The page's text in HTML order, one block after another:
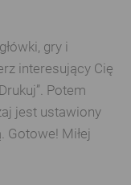
gry i
interesujący Cię
Potem
jest ustawiony
Gotowe! Miłej